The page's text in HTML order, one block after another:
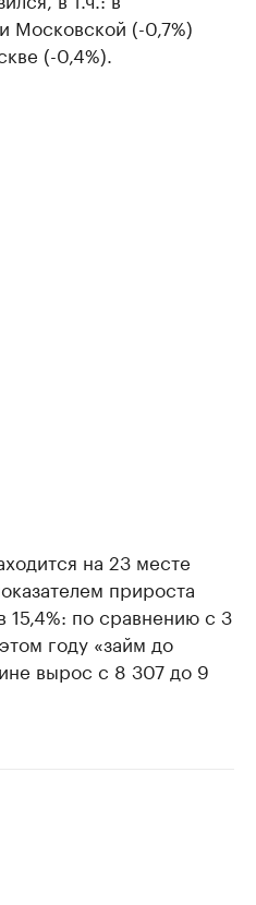
Московской (-0,7%)
(-0,4%).
на 23 месте
прироста
15,4%: по сравнению с 3
году «займ до
вырос с 8 307 до 9